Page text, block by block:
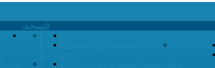
التسجيل
نظام الدبــــــــــــــلومـــــــــات
نظام التقويم